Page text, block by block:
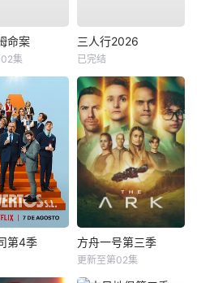
命案
集
三人行2026
已完结
第4季 方舟一号第三季
更新至第02集